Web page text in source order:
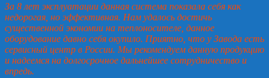
За 8 лет эксплуатации данная система показала себя как
недорогая, но эффективная. Нам удалось достичь
существенной экономии на теплоносителе, данное
оборудование давно себя окупило. Приятно, что у Завода есть
сервисный центр в России. Мы рекомендуем данную продукцию
и надеемся на долгосрочное дальнейшее сотрудничество и
впредь.